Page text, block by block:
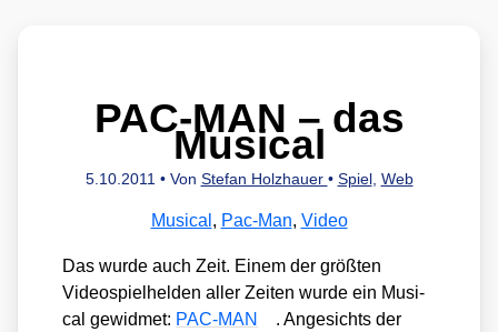
PAC-MAN – das
Musical
5.10.2011 • Von Stefan Holzhauer • Spiel , Web
Musical , Pac-Man, Video
Das wur­de auch Zeit. Einem der größ­ten
Video­spiel­hel­den aller Zei­ten wur­de ein Musi­
cal gewid­met: PAC-MAN
. Ange­sichts der